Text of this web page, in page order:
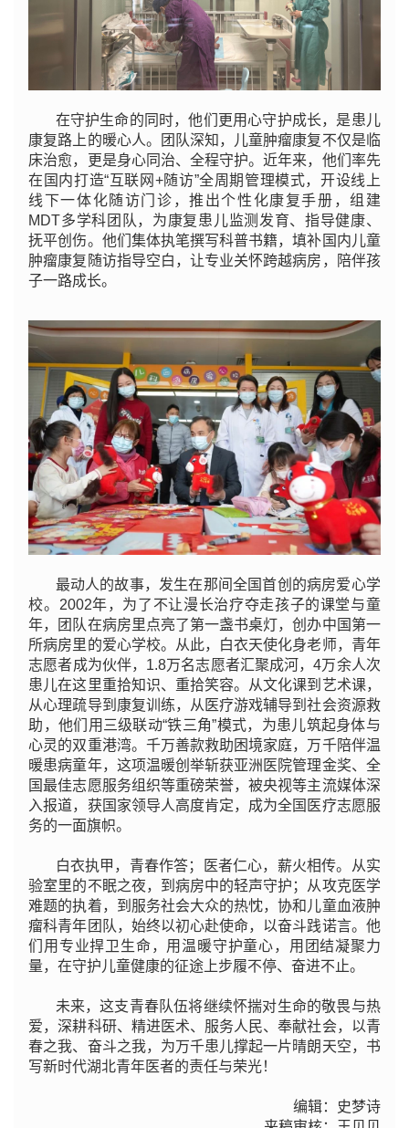
在守护生命的同时，他们更用心守护成长，是患儿
康复路上的暖心人。团队深知，儿童肿瘤康复不仅是临
床治愈，更是身心同治、全程守护。近年来，他们率先
在国内打造“互联网+随访”全周期管理模式，开设线上
线下一体化随访门诊，推出个性化康复手册，组建
MDT多学科团队，为康复患儿监测发育、指导健康、
抚平创伤。他们集体执笔撰写科普书籍，填补国内儿童
肿瘤康复随访指导空白，让专业关怀跨越病房，陪伴孩
子一路成长。
最动人的故事，发生在那间全国首创的病房爱心学
校。2002年，为了不让漫长治疗夺走孩子的课堂与童
年，团队在病房里点亮了第一盏书桌灯，创办中国第一
所病房里的爱心学校。从此，白衣天使化身老师，青年
志愿者成为伙伴，1.8万名志愿者汇聚成河，4万余人次
患儿在这里重拾知识、重拾笑容。从文化课到艺术课，
从心理疏导到康复训练，从医疗游戏辅导到社会资源救
助，他们用三级联动“铁三角”模式，为患儿筑起身体与
心灵的双重港湾。千万善款救助困境家庭，万千陪伴温
暖患病童年，这项温暖创举斩获亚洲医院管理金奖、全
国最佳志愿服务组织等重磅荣誉，被央视等主流媒体深
入报道，获国家领导人高度肯定，成为全国医疗志愿服
务的一面旗帜。
白衣执甲，青春作答；医者仁心，薪火相传。从实
验室里的不眠之夜，到病房中的轻声守护；从攻克医学
难题的执着，到服务社会大众的热忱，协和儿童血液肿
瘤科青年团队，始终以初心赴使命，以奋斗践诺言。他
们用专业捍卫生命，用温暖守护童心，用团结凝聚力
量，在守护儿童健康的征途上步履不停、奋进不止。
未来，这支青春队伍将继续怀揣对生命的敬畏与热
爱，深耕科研、精进医术、服务人民、奉献社会，以青
春之我、奋斗之我，为万千患儿撑起一片晴朗天空，书
写新时代湖北青年医者的责任与荣光！
编辑：史梦诗